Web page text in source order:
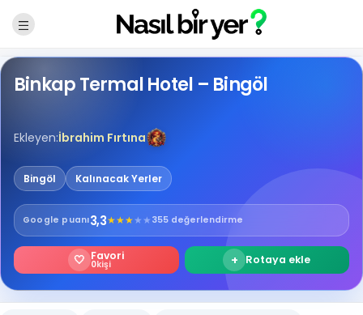
Binkap Termal Hotel – Bingöl
Ekleyen:İbrahim Fırtına
Bingöl Kalınacak Yerler
Google puanı3,3★★★★★ 355 değerlendirme
🤍 Favori
0kişi + Rotaya ekle